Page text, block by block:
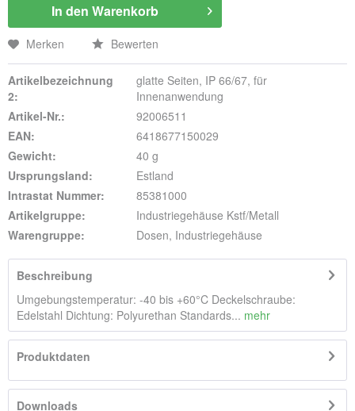
In den Warenkorb
Merken Bewerten
Artikelbezeichnung
2:
glatte Seiten, IP 66/67, für
Innenanwendung
Artikel-Nr.:
92006511
EAN:
6418677150029
Gewicht:
40 g
Ursprungsland:
Estland
Intrastat Nummer:
85381000
Artikelgruppe:
Industriegehäuse Kstf/Metall
Warengruppe:
Dosen, Industriegehäuse
Beschreibung
Umgebungstemperatur: -40 bis +60°C Deckelschraube:
Edelstahl Dichtung: Polyurethan Standards... mehr
Produktdaten
Downloads